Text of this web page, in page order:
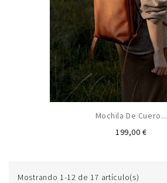
Mochila De Cuero...
199,00 €Precio
Mostrando 1-12 de 17 artículo(s)